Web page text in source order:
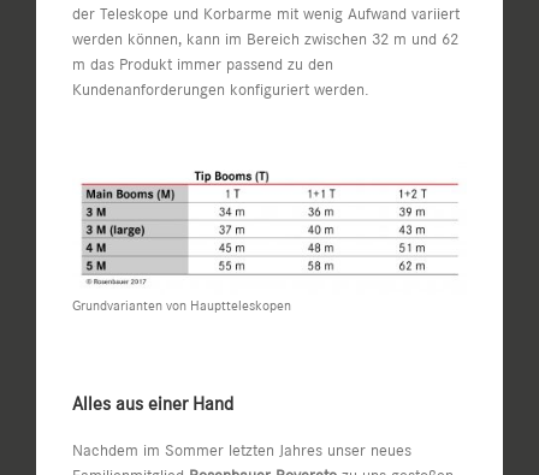
der Teleskope und Korbarme mit wenig Aufwand variiert
werden können, kann im Bereich zwischen 32 m und 62
m das Produkt immer passend zu den
Kundenanforderungen konfiguriert werden.
Grundvarianten von Hauptteleskopen
Alles aus einer Hand
Nachdem im Sommer letzten Jahres unser neues